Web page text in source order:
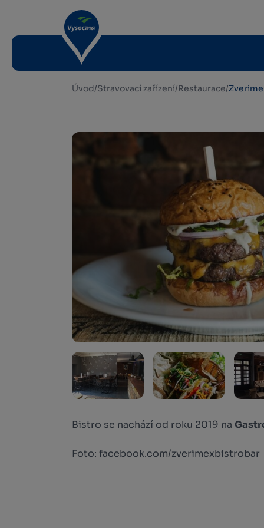
Úvod/Stravovací zařízení/Restaurace/
Bistro se nachází od roku 2019 na
Foto: facebook.com/zverimexbistrobar